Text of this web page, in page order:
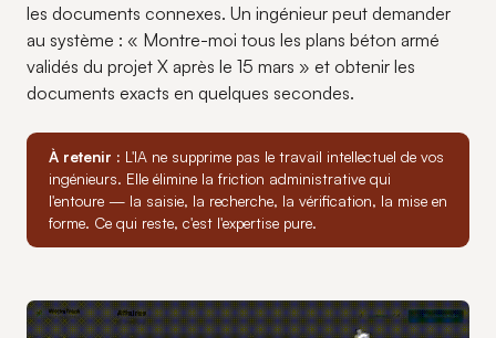
les documents connexes. Un ingénieur peut demander
au système : « Montre-moi tous les plans béton armé
validés du projet X après le 15 mars » et obtenir les
documents exacts en quelques secondes.
À retenir : L'IA ne supprime pas le travail intellectuel de vos
ingénieurs. Elle élimine la friction administrative qui
l'entoure — la saisie, la recherche, la vérification, la mise en
forme. Ce qui reste, c'est l'expertise pure.